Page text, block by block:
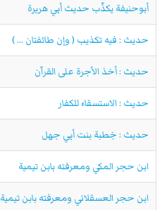
أبوحنيفة يكذّب حديث أبي هريرة
حديث : فيه تكذيب ( وإن طائفتان ... )
حديث : أخذ الأجرة على القرآن
حديث : الاستسقاء للكفار
حديث : خِطبة بنت أبي جهل
ابن حجر المكي ومعرفته بابن تيمية
ابن حجر العسقلاني ومعرفته بابن تيمية